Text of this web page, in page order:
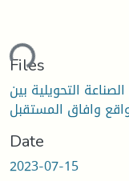
Files
التحويلية بين
Date
2023-07-15